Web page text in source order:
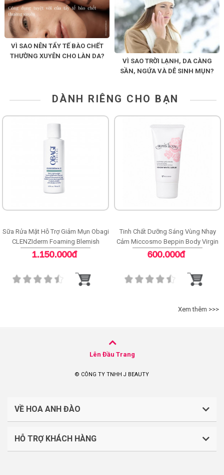
VÌ SAO NÊN TẨY TẾ BÀO CHẾT
THƯỜNG XUYÊN CHO LÀN DA?
VÌ SAO TRỜI LẠNH, DA CÀNG
SẦN, NGỨA VÀ DỄ SINH MỤN?
DÀNH RIÊNG CHO BẠN
Sữa Rửa Mặt Hỗ Trợ Giảm Mụn Obagi
CLENZIderm Foaming Blemish
Cleanser
1.150.000đ
Tinh Chất Dưỡng Sáng Vùng Nhạy
Cảm Miccosmo Beppin Body Virgin
White Serum
600.000đ
Xem thêm >>>
Lên Đầu Trang
© CÔNG TY TNHH J BEAUTY
VỀ HOA ANH ĐÀO
CÔNG TY TNHH J BEAUTY
HỖ TRỢ KHÁCH HÀNG